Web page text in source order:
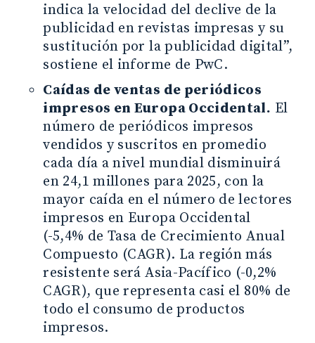
indica la velocidad del declive de la
publicidad en revistas impresas y su
sustitución por la publicidad digital”,
sostiene el informe de PwC.
Caídas de ventas de periódicos
impresos en Europa Occidental. El
número de periódicos impresos
vendidos y suscritos en promedio
cada día a nivel mundial disminuirá
en 24,1 millones para 2025, con la
mayor caída en el número de lectores
impresos en Europa Occidental
(-5,4% de Tasa de Crecimiento Anual
Compuesto (CAGR). La región más
resistente será Asia-Pacífico (-0,2%
CAGR), que representa casi el 80% de
todo el consumo de productos
impresos.